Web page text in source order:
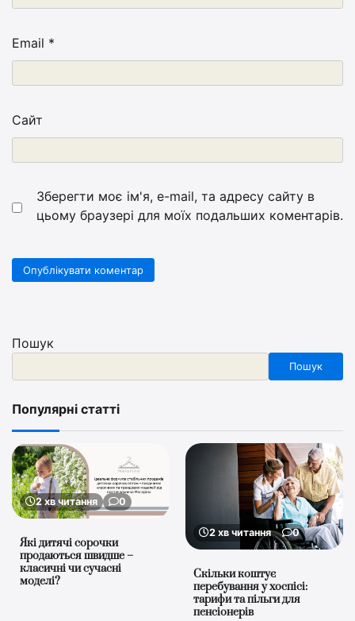
Email *
Сайт
Зберегти моє ім'я, e-mail, та адресу сайту в
цьому браузері для моїх подальших коментарів.
Пошук
Пошук
Популярні статті
2 хв читання 0
Які дитячі сорочки
продаються швидше –
класичні чи сучасні
моделі?
2 хв читання 0
Скільки коштує
перебування у хоспісі:
тарифи та пільги для
пенсіонерів